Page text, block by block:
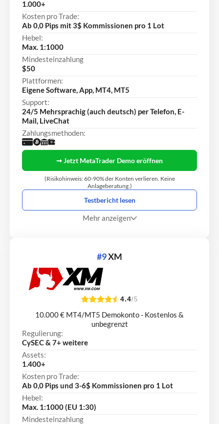
1.000+
Kosten pro Trade:
Ab 0,0 Pips mit 3$ Kommissionen pro 1 Lot
Hebel:
Max. 1:1000
Mindesteinzahlung
$50
Plattformen:
Eigene Software, App, MT4, MT5
Support:
24/5 Mehrsprachig (auch deutsch) per Telefon, E-
Mail, LiveChat
Zahlungsmethoden:
➞ Jetzt MetaTrader Demo eröffnen
(Risikohinweis: 60-90% der Konten verlieren. Keine
Anlageberatung.)
Testbericht lesen
Mehr anzeigen
#9XM
4.4/5
10.000 € MT4/MT5 Demokonto - Kostenlos &
unbegrenzt
Regulierung:
CySEC & 7+ weitere
Assets:
1.400+
Kosten pro Trade:
Ab 0,0 Pips und 3-6$ Kommissionen pro 1 Lot
Hebel:
Max. 1:1000 (EU 1:30)
Mindesteinzahlung